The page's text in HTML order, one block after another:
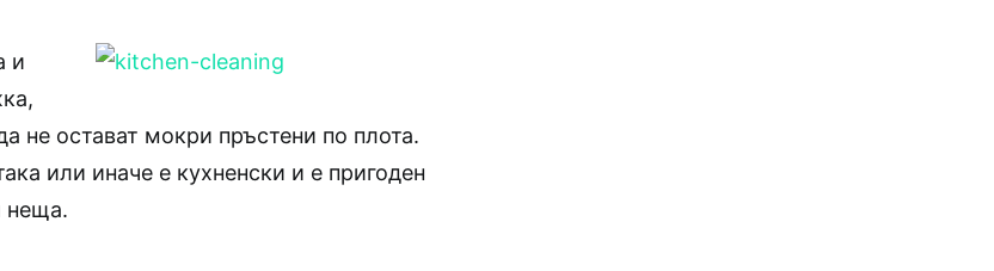
и
не остават мокри пръстени по плота.
или иначе е кухненски и е пригоден
неща.